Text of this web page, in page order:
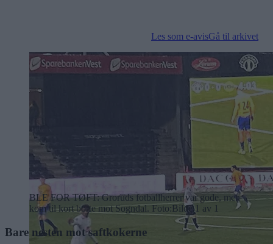
Les som e-avisGå til arkivet
BLE FOR TØFT: Groruds fotballherrer var gode, men
kom til kort borte mot Sogndal. Foto:Bilde 1 av 1
Bare nesten mot saftkokerne